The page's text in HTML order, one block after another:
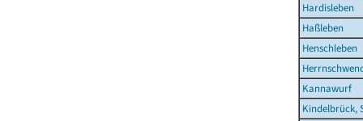
Hardisleben
Haßleben
Henschleben
Kannawurf
Kindelbrück,